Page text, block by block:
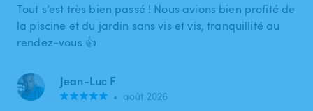
Tout s’est très bien passé ! Nous avions bien profité de
la piscine et du jardin sans vis et vis, tranquillité au
rendez-vous 👍
Jean-Luc F
• août 2026